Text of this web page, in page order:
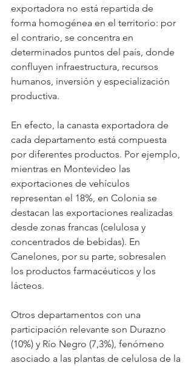
exportadora no está repartida de
forma homogénea en el territorio: por
el contrario, se concentra en
determinados puntos del país, donde
confluyen infraestructura, recursos
humanos, inversión y especialización
productiva.
En efecto, la canasta exportadora de
cada departamento está compuesta
por diferentes productos. Por ejemplo,
mientras en Montevideo las
exportaciones de vehículos
representan el 18%, en Colonia se
destacan las exportaciones realizadas
desde zonas francas (celulosa y
concentrados de bebidas). En
Canelones, por su parte, sobresalen
los productos farmacéuticos y los
lácteos.
Otros departamentos con una
participación relevante son Durazno
(10%) y Río Negro (7,3%), fenómeno
asociado a las plantas de celulosa de la